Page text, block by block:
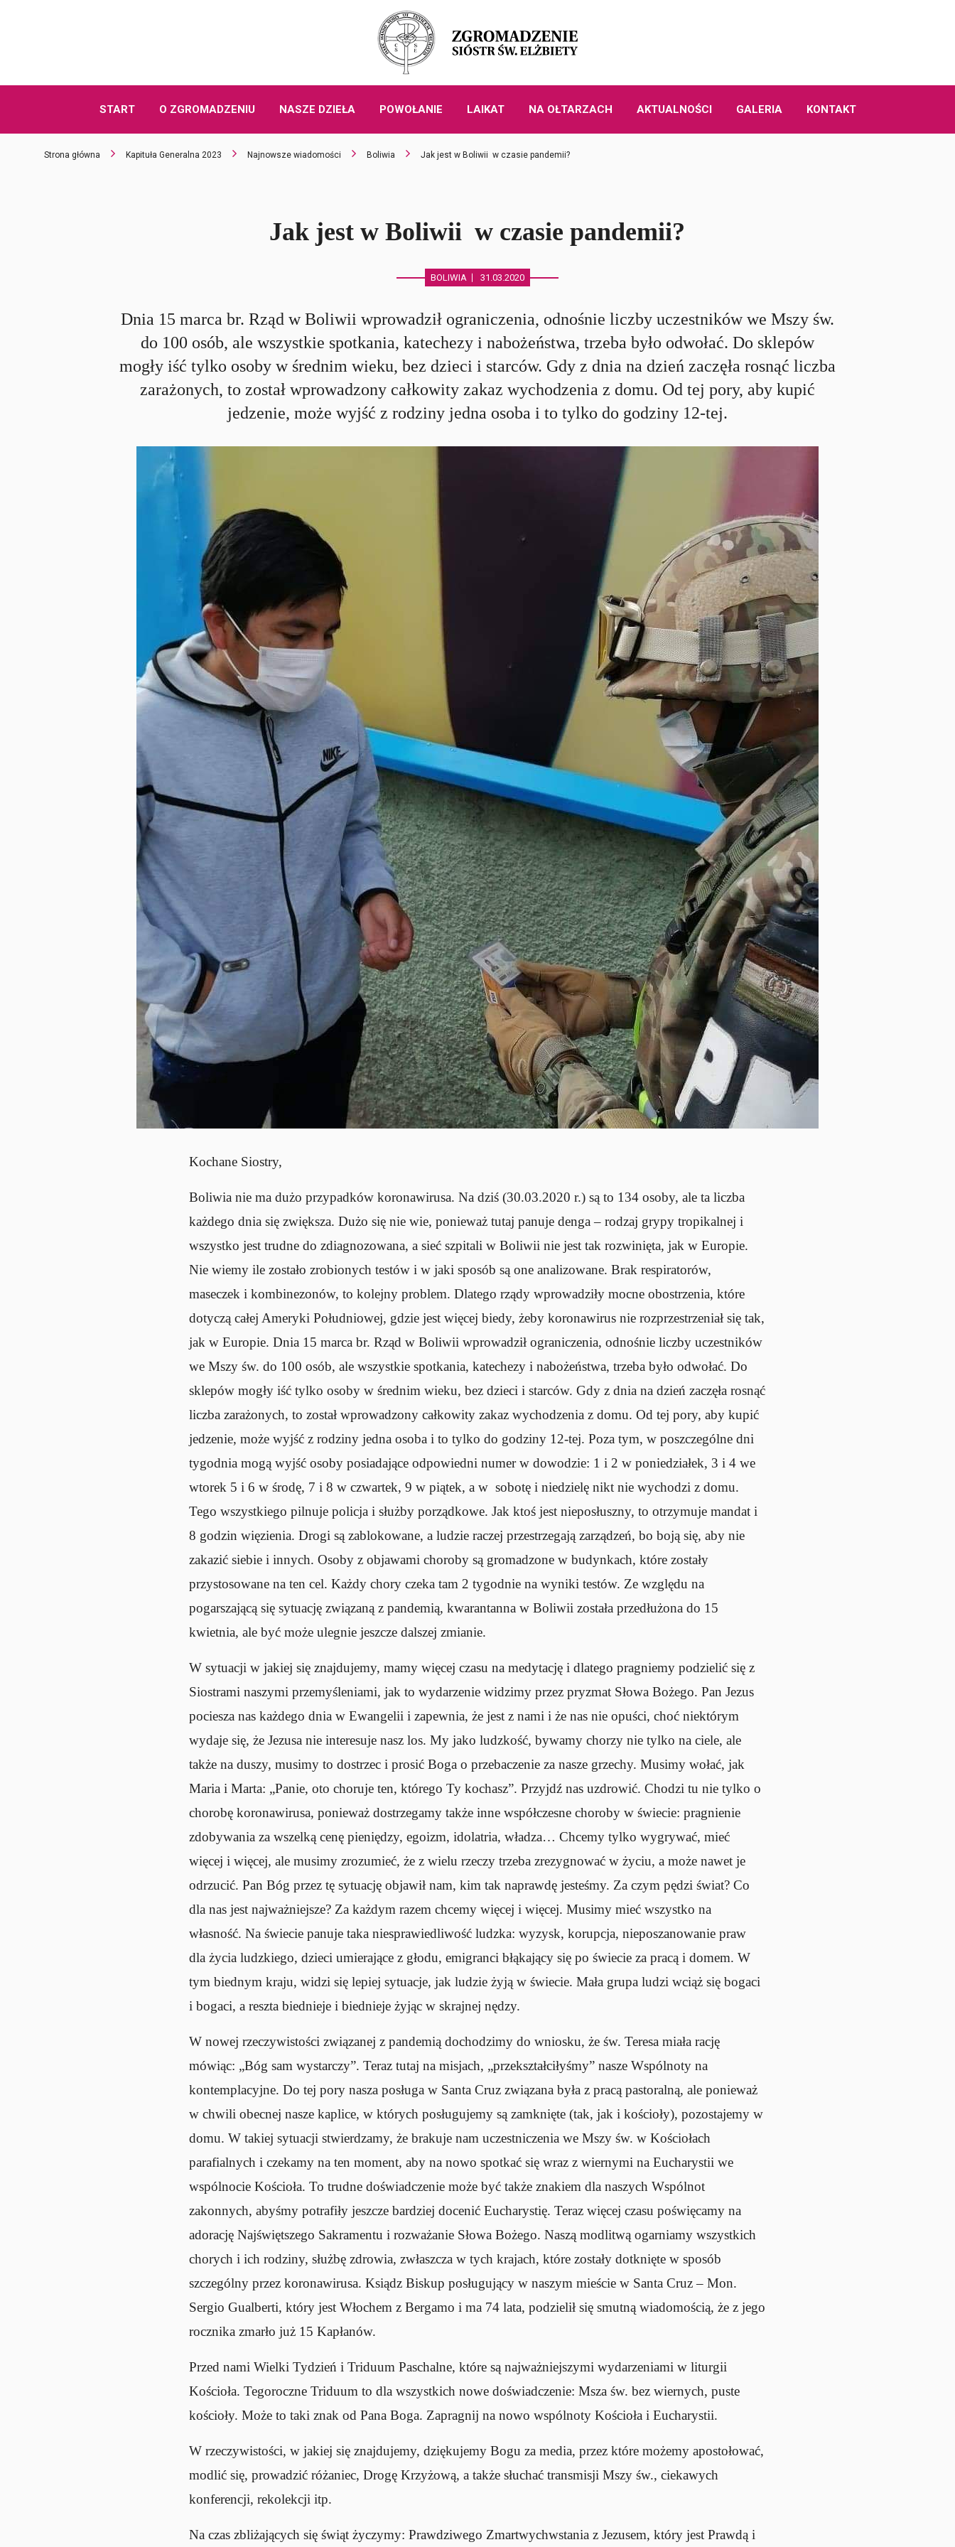
START O ZGROMADZENIU NASZE DZIEŁA POWOŁANIE LAIKAT NA OŁTARZACH AKTUALNOŚCI GALERIA KONTAKT
Strona główna Kapituła Generalna 2023 Najnowsze wiadomości Boliwia Jak jest w Boliwii w czasie pandemii?
Jak jest w Boliwii w czasie pandemii?
BOLIWIA 31.03.2020
Dnia 15 marca br. Rząd w Boliwii wprowadził ograniczenia, odnośnie liczby uczestników we Mszy św.
do 100 osób, ale wszystkie spotkania, katechezy i nabożeństwa, trzeba było odwołać. Do sklepów
mogły iść tylko osoby w średnim wieku, bez dzieci i starców. Gdy z dnia na dzień zaczęła rosnąć liczba
zarażonych, to został wprowadzony całkowity zakaz wychodzenia z domu. Od tej pory, aby kupić
jedzenie, może wyjść z rodziny jedna osoba i to tylko do godziny 12-tej.
Kochane Siostry,
Boliwia nie ma dużo przypadków koronawirusa. Na dziś (30.03.2020 r.) są to 134 osoby, ale ta liczba
każdego dnia się zwiększa. Dużo się nie wie, ponieważ tutaj panuje denga – rodzaj grypy tropikalnej i
wszystko jest trudne do zdiagnozowana, a sieć szpitali w Boliwii nie jest tak rozwinięta, jak w Europie.
Nie wiemy ile zostało zrobionych testów i w jaki sposób są one analizowane. Brak respiratorów,
maseczek i kombinezonów, to kolejny problem. Dlatego rządy wprowadziły mocne obostrzenia, które
dotyczą całej Ameryki Południowej, gdzie jest więcej biedy, żeby koronawirus nie rozprzestrzeniał się tak,
jak w Europie. Dnia 15 marca br. Rząd w Boliwii wprowadził ograniczenia, odnośnie liczby uczestników
we Mszy św. do 100 osób, ale wszystkie spotkania, katechezy i nabożeństwa, trzeba było odwołać. Do
sklepów mogły iść tylko osoby w średnim wieku, bez dzieci i starców. Gdy z dnia na dzień zaczęła rosnąć
liczba zarażonych, to został wprowadzony całkowity zakaz wychodzenia z domu. Od tej pory, aby kupić
jedzenie, może wyjść z rodziny jedna osoba i to tylko do godziny 12-tej. Poza tym, w poszczególne dni
tygodnia mogą wyjść osoby posiadające odpowiedni numer w dowodzie: 1 i 2 w poniedziałek, 3 i 4 we
wtorek 5 i 6 w środę, 7 i 8 w czwartek, 9 w piątek, a w sobotę i niedzielę nikt nie wychodzi z domu.
Tego wszystkiego pilnuje policja i służby porządkowe. Jak ktoś jest nieposłuszny, to otrzymuje mandat i
8 godzin więzienia. Drogi są zablokowane, a ludzie raczej przestrzegają zarządzeń, bo boją się, aby nie
zakazić siebie i innych. Osoby z objawami choroby są gromadzone w budynkach, które zostały
przystosowane na ten cel. Każdy chory czeka tam 2 tygodnie na wyniki testów. Ze względu na
pogarszającą się sytuację związaną z pandemią, kwarantanna w Boliwii została przedłużona do 15
kwietnia, ale być może ulegnie jeszcze dalszej zmianie.
W sytuacji w jakiej się znajdujemy, mamy więcej czasu na medytację i dlatego pragniemy podzielić się z
Siostrami naszymi przemyśleniami, jak to wydarzenie widzimy przez pryzmat Słowa Bożego. Pan Jezus
pociesza nas każdego dnia w Ewangelii i zapewnia, że jest z nami i że nas nie opuści, choć niektórym
wydaje się, że Jezusa nie interesuje nasz los. My jako ludzkość, bywamy chorzy nie tylko na ciele, ale
także na duszy, musimy to dostrzec i prosić Boga o przebaczenie za nasze grzechy. Musimy wołać, jak
Maria i Marta: „Panie, oto choruje ten, którego Ty kochasz”. Przyjdź nas uzdrowić. Chodzi tu nie tylko o
chorobę koronawirusa, ponieważ dostrzegamy także inne współczesne choroby w świecie: pragnienie
zdobywania za wszelką cenę pieniędzy, egoizm, idolatria, władza… Chcemy tylko wygrywać, mieć
więcej i więcej, ale musimy zrozumieć, że z wielu rzeczy trzeba zrezygnować w życiu, a może nawet je
odrzucić. Pan Bóg przez tę sytuację objawił nam, kim tak naprawdę jesteśmy. Za czym pędzi świat? Co
dla nas jest najważniejsze? Za każdym razem chcemy więcej i więcej. Musimy mieć wszystko na
własność. Na świecie panuje taka niesprawiedliwość ludzka: wyzysk, korupcja, nieposzanowanie praw
dla życia ludzkiego, dzieci umierające z głodu, emigranci błąkający się po świecie za pracą i domem. W
tym biednym kraju, widzi się lepiej sytuacje, jak ludzie żyją w świecie. Mała grupa ludzi wciąż się bogaci
i bogaci, a reszta biednieje i biednieje żyjąc w skrajnej nędzy.
W nowej rzeczywistości związanej z pandemią dochodzimy do wniosku, że św. Teresa miała rację
mówiąc: „Bóg sam wystarczy”. Teraz tutaj na misjach, „przekształciłyśmy” nasze Wspólnoty na
kontemplacyjne. Do tej pory nasza posługa w Santa Cruz związana była z pracą pastoralną, ale ponieważ
w chwili obecnej nasze kaplice, w których posługujemy są zamknięte (tak, jak i kościoły), pozostajemy w
domu. W takiej sytuacji stwierdzamy, że brakuje nam uczestniczenia we Mszy św. w Kościołach
parafialnych i czekamy na ten moment, aby na nowo spotkać się wraz z wiernymi na Eucharystii we
wspólnocie Kościoła. To trudne doświadczenie może być także znakiem dla naszych Wspólnot
zakonnych, abyśmy potrafiły jeszcze bardziej docenić Eucharystię. Teraz więcej czasu poświęcamy na
adorację Najświętszego Sakramentu i rozważanie Słowa Bożego. Naszą modlitwą ogarniamy wszystkich
chorych i ich rodziny, służbę zdrowia, zwłaszcza w tych krajach, które zostały dotknięte w sposób
szczególny przez koronawirusa. Ksiądz Biskup posługujący w naszym mieście w Santa Cruz – Mon.
Sergio Gualberti, który jest Włochem z Bergamo i ma 74 lata, podzielił się smutną wiadomością, że z jego
rocznika zmarło już 15 Kapłanów.
Przed nami Wielki Tydzień i Triduum Paschalne, które są najważniejszymi wydarzeniami w liturgii
Kościoła. Tegoroczne Triduum to dla wszystkich nowe doświadczenie: Msza św. bez wiernych, puste
kościoły. Może to taki znak od Pana Boga. Zapragnij na nowo wspólnoty Kościoła i Eucharystii.
W rzeczywistości, w jakiej się znajdujemy, dziękujemy Bogu za media, przez które możemy apostołować,
modlić się, prowadzić różaniec, Drogę Krzyżową, a także słuchać transmisji Mszy św., ciekawych
konferencji, rekolekcji itp.
Na czas zbliżających się świąt życzymy: Prawdziwego Zmartwychwstania z Jezusem, który jest Prawdą i